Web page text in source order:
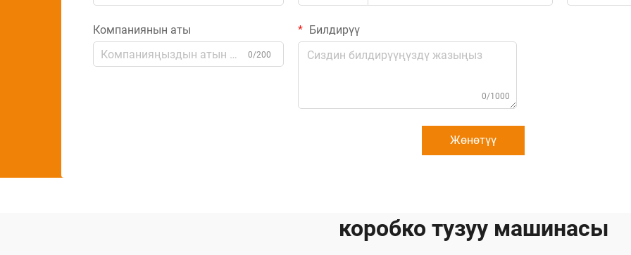
Компаниянын аты
0/200
Билдирүү
0/1000
Жөнөтүү
коробко тузуу машинасы